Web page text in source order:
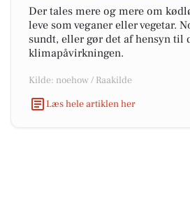
Der tales mere og mere om
leve som veganer eller vegetar.
sundt, eller gør det af hensyn til
klimapåvirkningen.
Kilde: noehow / Raakilde
Læs hele artiklen her